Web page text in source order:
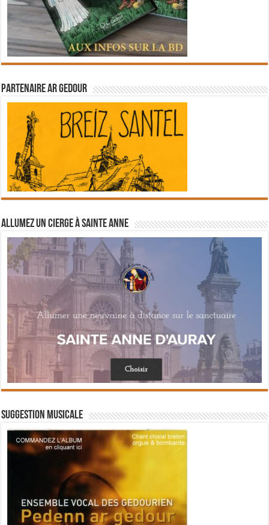
Partenaire Ar Gedour
Allumez un cierge à Sainte Anne
Suggestion musicale